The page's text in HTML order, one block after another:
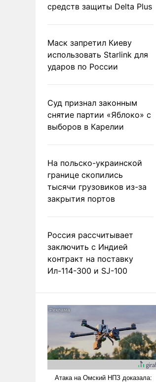
средств защиты Delta Plus
Маск запретил Киеву
использовать Starlink для
ударов по России
Суд признал законным
снятие партии «Яблоко» с
выборов в Карелии
На польско-украинской
границе скопились
тысячи грузовиков из-за
закрытия портов
Россия рассчитывает
заключить с Индией
контракт на поставку
Ил-114-300 и SJ-100